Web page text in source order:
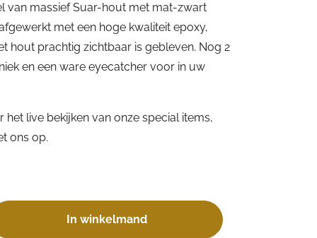
van massief Suar-hout met mat-zwart
met een hoge kwaliteit epoxy,
hout prachtig zichtbaar is gebleven. Nog 2
en een ware eyecatcher voor in uw
live bekijken van onze special items,
ons op.
In winkelmand